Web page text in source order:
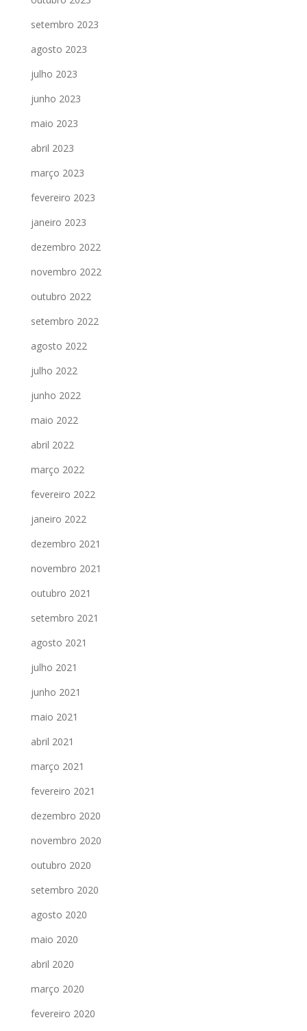
setembro 2023
agosto 2023
julho 2023
junho 2023
maio 2023
abril 2023
março 2023
fevereiro 2023
janeiro 2023
dezembro 2022
novembro 2022
outubro 2022
setembro 2022
agosto 2022
julho 2022
junho 2022
maio 2022
abril 2022
março 2022
fevereiro 2022
janeiro 2022
dezembro 2021
novembro 2021
outubro 2021
setembro 2021
agosto 2021
julho 2021
junho 2021
maio 2021
abril 2021
março 2021
fevereiro 2021
dezembro 2020
novembro 2020
outubro 2020
setembro 2020
agosto 2020
maio 2020
abril 2020
março 2020
fevereiro 2020